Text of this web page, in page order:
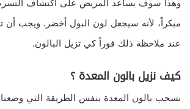
مبكراً، لأنه سيجعل لون البول أخضر. ويجب أن
عند ملاحظة ذلك فوراً كي تزيل البالون.
كيف نزيل بالون المعدة ؟
نسحب بالون المعدة بنفس الطريقة التي